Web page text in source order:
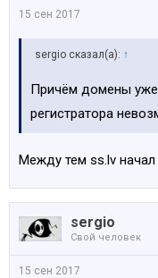
15 сен 2017
sergio сказал(а): ↑
Причём домены
регистратора
Между тем ss.lv
sergio
Свой человек
15 сен 2017